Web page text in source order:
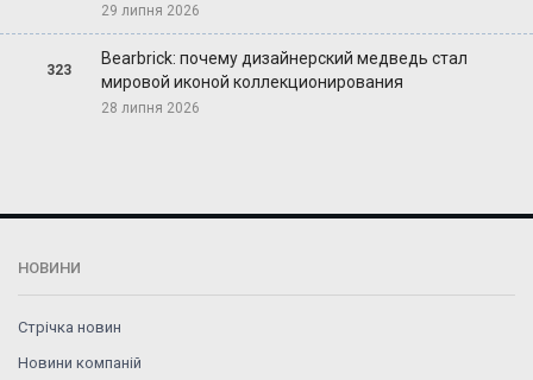
29 липня 2026
323
Bearbrick: почему дизайнерский медведь стал
мировой иконой коллекционирования
28 липня 2026
НОВИНИ
Стрічка новин
Новини компаній